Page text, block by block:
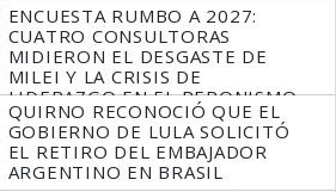
ENCUESTA RUMBO A 2027:
CUATRO CONSULTORAS
MIDIERON EL DESGASTE DE
MILEI Y LA CRISIS DE
LIDERAZGO EN EL PERONISMO
QUIRNO RECONOCIÓ QUE EL
GOBIERNO DE LULA SOLICITÓ
EL RETIRO DEL EMBAJADOR
ARGENTINO EN BRASIL